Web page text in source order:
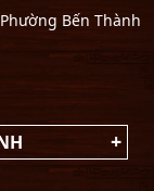
Bến Thành